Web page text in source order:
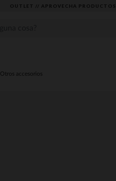
OUTLET // APROVECHA
Otros accesorios